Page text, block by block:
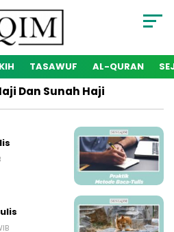
TASAWUF AL-QURAN
Dan Sunah Haji